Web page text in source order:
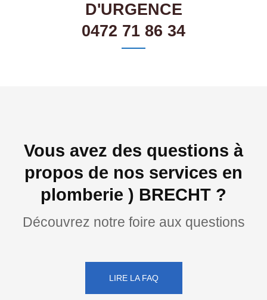
D'URGENCE
0472 71 86 34
Vous avez des questions à
propos de nos services en
plomberie ) BRECHT ?
Découvrez notre foire aux questions
LIRE LA FAQ